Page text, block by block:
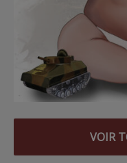
VOIR